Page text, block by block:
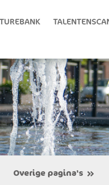
Overige pagina's